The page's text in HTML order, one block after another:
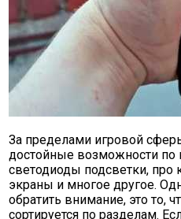
За пределами игровой
достойные возможности по
светодиоды подсветки, про
экраны и многое другое.
обратить внимание, это то,
сортируется по разделам.